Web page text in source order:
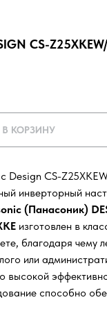
CS-
В КОРЗИНУ
Design CS-
инверторный
(Панасоник)
изготовлен в
благодаря чему
или
способно